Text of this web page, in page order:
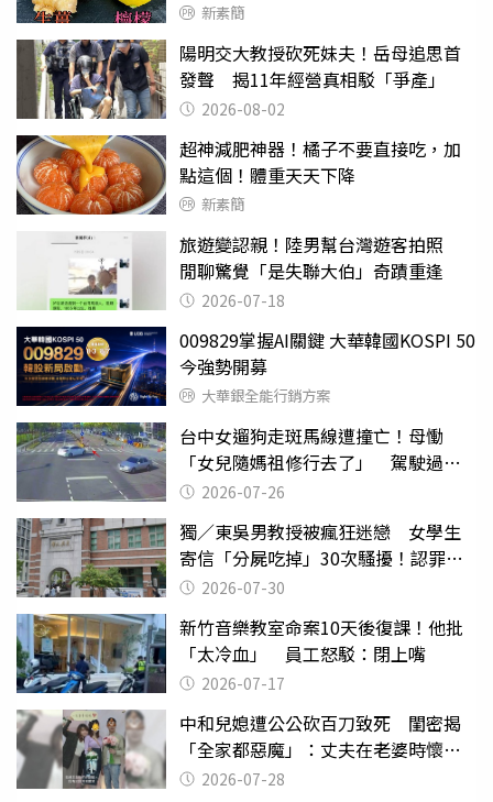
新素簡
陽明交大教授砍死妹夫！岳母追思首
發聲 揭11年經營真相駁「爭產」
2026-08-02
超神減肥神器！橘子不要直接吃，加
點這個！體重天天下降
新素簡
旅遊變認親！陸男幫台灣遊客拍照
閒聊驚覺「是失聯大伯」奇蹟重逢
2026-07-18
009829掌握AI關鍵 大華韓國KOSPI 50
今強勢開募
大華銀全能行銷方案
台中女遛狗走斑馬線遭撞亡！母慟
「女兒隨媽祖修行去了」 駕駛過失
致死判9月
2026-07-26
獨／東吳男教授被瘋狂迷戀 女學生
寄信「分屍吃掉」30次騷擾！認罪免
關 2026-07-30
新竹音樂教室命案10天後復課！他批
「太冷血」 員工怒駁：閉上嘴
2026-07-17
中和兒媳遭公公砍百刀致死 閨密揭
「全家都惡魔」：丈夫在老婆時懷孕
摔東西
2026-07-28